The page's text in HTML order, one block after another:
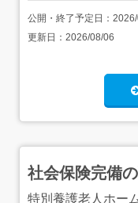
公開・終了予定日：
更新日： 2026/08/06
社会保険完備
特別養護老人ホー